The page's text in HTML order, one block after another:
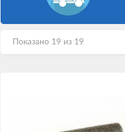
Показано 19 из 19